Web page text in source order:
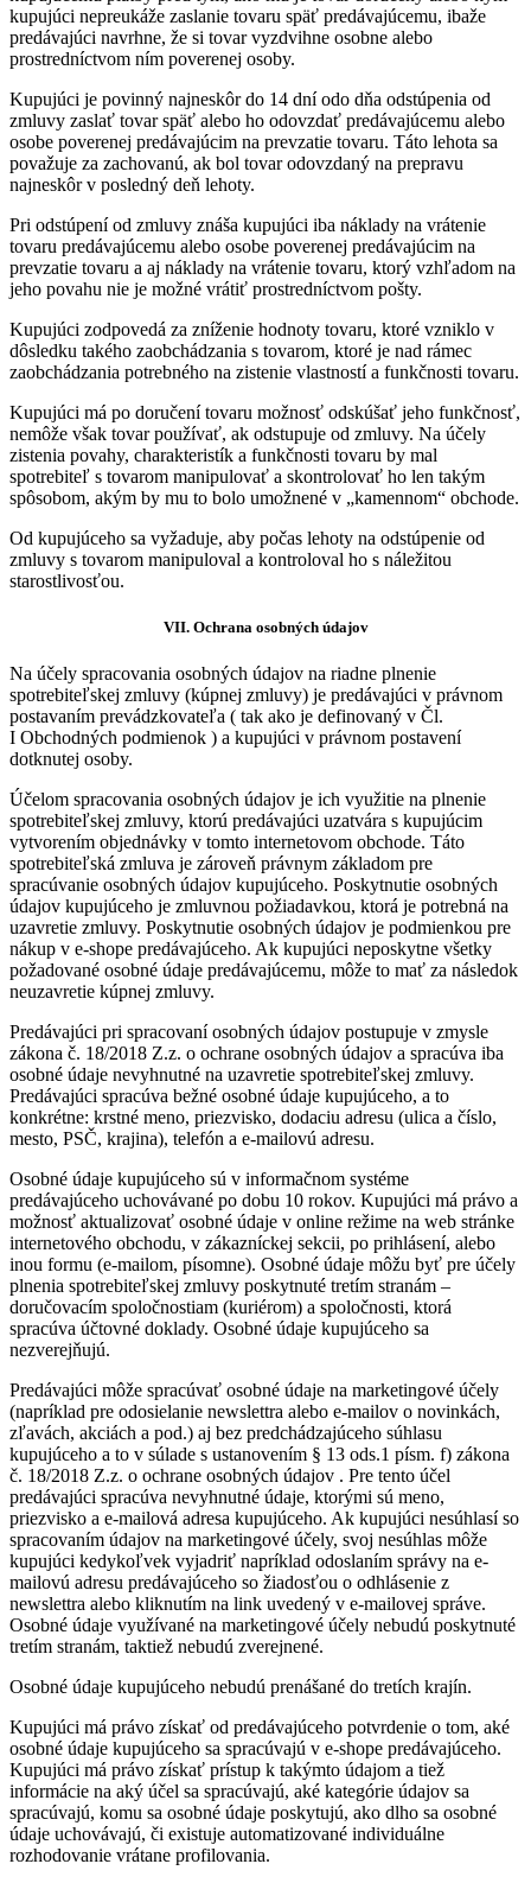
kupujúci nepreukáže zaslanie tovaru späť predávajúcemu, ibaže
predávajúci navrhne, že si tovar vyzdvihne osobne alebo
prostredníctvom ním poverenej osoby.
Kupujúci je povinný najneskôr do 14 dní odo dňa odstúpenia od
zmluvy zaslať tovar späť alebo ho odovzdať predávajúcemu alebo
osobe poverenej predávajúcim na prevzatie tovaru. Táto lehota sa
považuje za zachovanú, ak bol tovar odovzdaný na prepravu
najneskôr v posledný deň lehoty.
Pri odstúpení od zmluvy znáša kupujúci iba náklady na vrátenie
tovaru predávajúcemu alebo osobe poverenej predávajúcim na
prevzatie tovaru a aj náklady na vrátenie tovaru, ktorý vzhľadom na
jeho povahu nie je možné vrátiť prostredníctvom pošty.
Kupujúci zodpovedá za zníženie hodnoty tovaru, ktoré vzniklo v
dôsledku takého zaobchádzania s tovarom, ktoré je nad rámec
zaobchádzania potrebného na zistenie vlastností a funkčnosti tovaru.
Kupujúci má po doručení tovaru možnosť odskúšať jeho funkčnosť,
nemôže však tovar používať, ak odstupuje od zmluvy. Na účely
zistenia povahy, charakteristík a funkčnosti tovaru by mal
spotrebiteľ s tovarom manipulovať a skontrolovať ho len takým
spôsobom, akým by mu to bolo umožnené v „kamennom“ obchode.
Od kupujúceho sa vyžaduje, aby počas lehoty na odstúpenie od
zmluvy s tovarom manipuloval a kontroloval ho s náležitou
starostlivosťou.
VII. Ochrana osobných údajov
Na účely spracovania osobných údajov na riadne plnenie
spotrebiteľskej zmluvy (kúpnej zmluvy) je predávajúci v právnom
postavaním prevádzkovateľa ( tak ako je definovaný v Čl.
I Obchodných podmienok ) a kupujúci v právnom postavení
dotknutej osoby.
Účelom spracovania osobných údajov je ich využitie na plnenie
spotrebiteľskej zmluvy, ktorú predávajúci uzatvára s kupujúcim
vytvorením objednávky v tomto internetovom obchode. Táto
spotrebiteľská zmluva je zároveň právnym základom pre
spracúvanie osobných údajov kupujúceho. Poskytnutie osobných
údajov kupujúceho je zmluvnou požiadavkou, ktorá je potrebná na
uzavretie zmluvy. Poskytnutie osobných údajov je podmienkou pre
nákup v e-shope predávajúceho. Ak kupujúci neposkytne všetky
požadované osobné údaje predávajúcemu, môže to mať za následok
neuzavretie kúpnej zmluvy.
Predávajúci pri spracovaní osobných údajov postupuje v zmysle
zákona č. 18/2018 Z.z. o ochrane osobných údajov a spracúva iba
osobné údaje nevyhnutné na uzavretie spotrebiteľskej zmluvy.
Predávajúci spracúva bežné osobné údaje kupujúceho, a to
konkrétne: krstné meno, priezvisko, dodaciu adresu (ulica a číslo,
mesto, PSČ, krajina), telefón a e-mailovú adresu.
Osobné údaje kupujúceho sú v informačnom systéme
predávajúceho uchovávané po dobu 10 rokov. Kupujúci má právo a
možnosť aktualizovať osobné údaje v online režime na web stránke
internetového obchodu, v zákazníckej sekcii, po prihlásení, alebo
inou formu (e-mailom, písomne). Osobné údaje môžu byť pre účely
plnenia spotrebiteľskej zmluvy poskytnuté tretím stranám –
doručovacím spoločnostiam (kuriérom) a spoločnosti, ktorá
spracúva účtovné doklady. Osobné údaje kupujúceho sa
nezverejňujú.
Predávajúci môže spracúvať osobné údaje na marketingové účely
(napríklad pre odosielanie newslettra alebo e-mailov o novinkách,
zľavách, akciách a pod.) aj bez predchádzajúceho súhlasu
kupujúceho a to v súlade s ustanovením § 13 ods.1 písm. f) zákona
č. 18/2018 Z.z. o ochrane osobných údajov . Pre tento účel
predávajúci spracúva nevyhnutné údaje, ktorými sú meno,
priezvisko a e-mailová adresa kupujúceho. Ak kupujúci nesúhlasí so
spracovaním údajov na marketingové účely, svoj nesúhlas môže
kupujúci kedykoľvek vyjadriť napríklad odoslaním správy na e-
mailovú adresu predávajúceho so žiadosťou o odhlásenie z
newslettra alebo kliknutím na link uvedený v e-mailovej správe.
Osobné údaje využívané na marketingové účely nebudú poskytnuté
tretím stranám, taktiež nebudú zverejnené.
Osobné údaje kupujúceho nebudú prenášané do tretích krajín.
Kupujúci má právo získať od predávajúceho potvrdenie o tom, aké
osobné údaje kupujúceho sa spracúvajú v e-shope predávajúceho.
Kupujúci má právo získať prístup k takýmto údajom a tiež
informácie na aký účel sa spracúvajú, aké kategórie údajov sa
spracúvajú, komu sa osobné údaje poskytujú, ako dlho sa osobné
údaje uchovávajú, či existuje automatizované individuálne
rozhodovanie vrátane profilovania.